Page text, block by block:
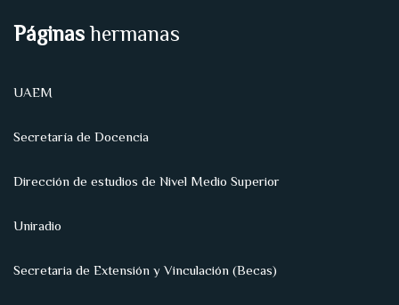
Páginashermanas
UAEM
Secretaría de Docencia
Dirección de estudios de Nivel Medio Superior
Uniradio
Secretaria de Extensión y Vinculación (Becas)